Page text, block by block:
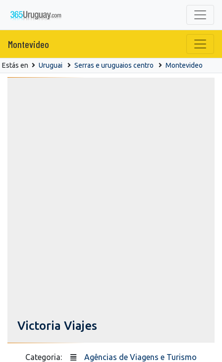
Montevideo
Estás en Uruguai Serras e uruguaios centro Montevideo
Victoria Viajes
Categoria: Agências de Viagens e Turismo